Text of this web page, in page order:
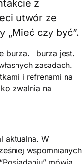
z
utwór ze
„Mieć czy być”.
burza. I burza jest.
zasadach.
i refrenami na
zwalnia na
aktualna. W
wspomnianych
mówią,